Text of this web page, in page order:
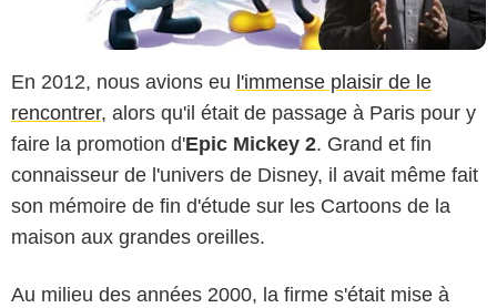
En 2012, nous avions eu l'immense plaisir de le
rencontrer, alors qu'il était de passage à Paris pour y
faire la promotion d'Epic Mickey 2. Grand et fin
connaisseur de l'univers de Disney, il avait même fait
son mémoire de fin d'étude sur les Cartoons de la
maison aux grandes oreilles.
Au milieu des années 2000, la firme s'était mise à